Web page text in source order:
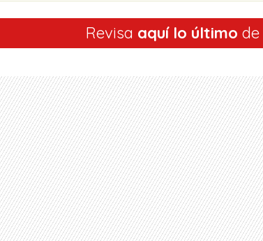
Revisa aquí lo último de